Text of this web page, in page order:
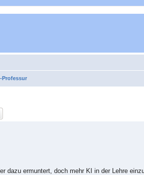
Professur
dazu ermuntert, doch mehr KI in der Lehre